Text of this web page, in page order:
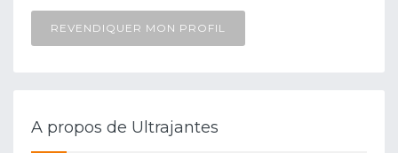
REVENDIQUER MON PROFIL
A propos de Ultrajantes